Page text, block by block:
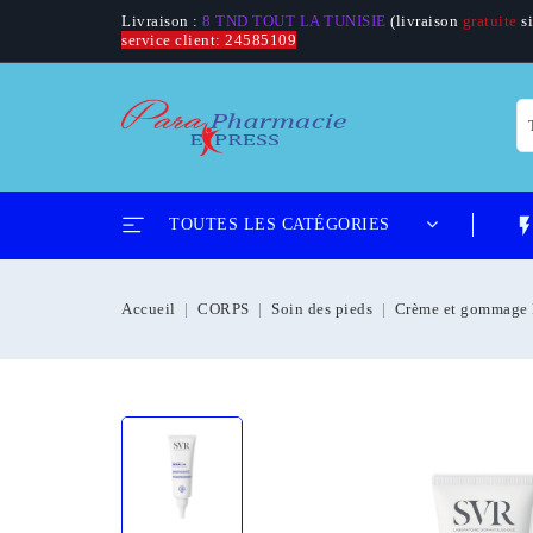
Livraison : 8 TND TOUT LA TUNISIE (livraison gratuite
service client: 24585109
TOUTES LES CATÉGORIES flash_on
Accueil CORPS Soin des pieds Crème et gommage